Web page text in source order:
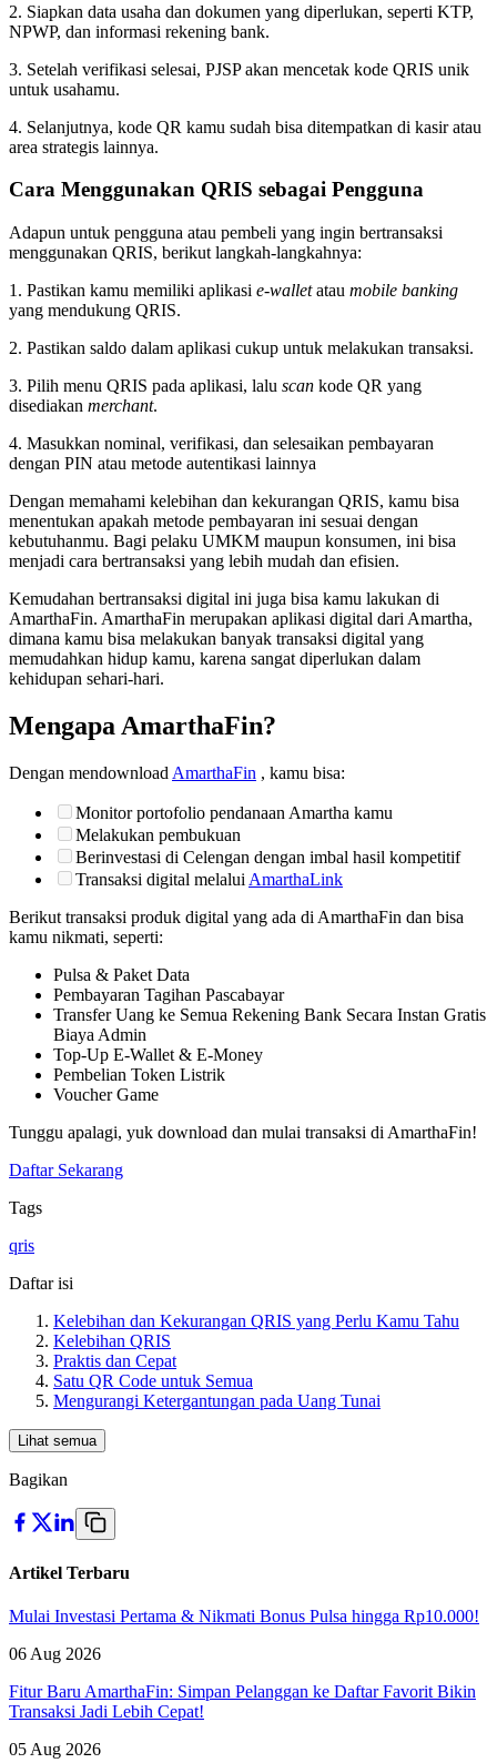
2. Siapkan data usaha dan dokumen yang diperlukan, seperti KTP,
NPWP, dan informasi rekening bank.
3. Setelah verifikasi selesai, PJSP akan mencetak kode QRIS unik
untuk usahamu.
4. Selanjutnya, kode QR kamu sudah bisa ditempatkan di kasir atau
area strategis lainnya.
Cara Menggunakan QRIS sebagai Pengguna
Adapun untuk pengguna atau pembeli yang ingin bertransaksi
menggunakan QRIS, berikut langkah-langkahnya:
1. Pastikan kamu memiliki aplikasi e-walletatau mobile banking
yang mendukung QRIS.
2. Pastikan saldo dalam aplikasi cukup untuk melakukan transaksi.
3. Pilih menu QRIS pada aplikasi, lalu scan kode QR yang
disediakan merchant.
4. Masukkan nominal, verifikasi, dan selesaikan pembayaran
dengan PIN atau metode autentikasi lainnya
Dengan memahami kelebihan dan kekurangan QRIS, kamu bisa
menentukan apakah metode pembayaran ini sesuai dengan
kebutuhanmu. Bagi pelaku UMKM maupun konsumen, ini bisa
menjadi cara bertransaksi yang lebih mudah dan efisien.
Kemudahan bertransaksi digital ini juga bisa kamu lakukan di
AmarthaFin. AmarthaFin merupakan aplikasi digital dari Amartha,
dimana kamu bisa melakukan banyak transaksi digital yang
memudahkan hidup kamu, karena sangat diperlukan dalam
kehidupan sehari-hari.
Mengapa AmarthaFin?
Dengan mendownload AmarthaFin , kamu bisa:
Monitor portofolio pendanaan Amartha kamu
Melakukan pembukuan
Berinvestasi di Celengan dengan imbal hasil kompetitif
Transaksi digital melalui AmarthaLink
Berikut transaksi produk digital yang ada di AmarthaFin dan bisa
kamu nikmati, seperti:
Pulsa & Paket Data
Pembayaran Tagihan Pascabayar
Transfer Uang ke Semua Rekening Bank Secara Instan Gratis
Biaya Admin
Top-Up E-Wallet & E-Money
Pembelian Token Listrik
Voucher Game
Tunggu apalagi, yuk download dan mulai transaksi di AmarthaFin!
Daftar Sekarang
Tags
qris
Daftar isi
Kelebihan dan Kekurangan QRIS yang Perlu Kamu Tahu
Kelebihan QRIS
Praktis dan Cepat
Satu QR Code untuk Semua
Mengurangi Ketergantungan pada Uang Tunai
Lihat semua
Bagikan
Artikel Terbaru
Mulai Investasi Pertama & Nikmati Bonus Pulsa hingga Rp10.000!
06 Aug 2026
Fitur Baru AmarthaFin: Simpan Pelanggan ke Daftar Favorit Bikin
Transaksi Jadi Lebih Cepat!
05 Aug 2026